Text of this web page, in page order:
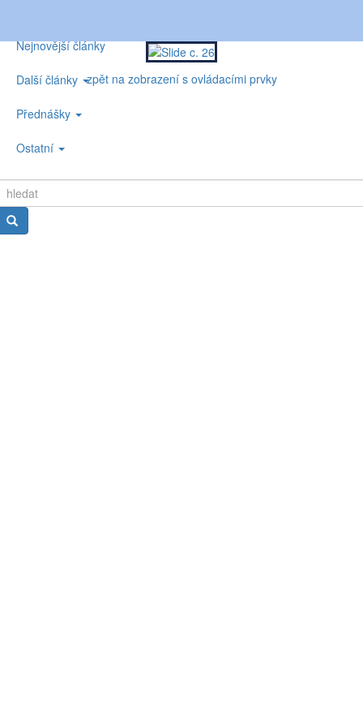
Nejnovější články
Další články
Přednášky
Ostatní
zpět na zobrazení s ovládacími prvky